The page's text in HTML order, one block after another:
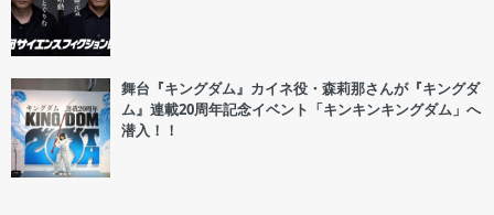
舞台『キングダム』カイネ役・森莉那さんが『キングダ
ム』連載20周年記念イベント「キンキンキングダム」へ
潜入！！